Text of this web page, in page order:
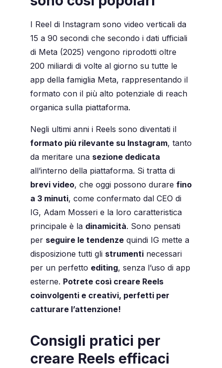
I Reel di Instagram sono video verticali da
15 a 90 secondi che secondo i dati ufficiali
di Meta (2025) vengono riprodotti oltre
200 miliardi di volte al giorno su tutte le
app della famiglia Meta, rappresentando il
formato con il più alto potenziale di reach
organica sulla piattaforma.
Negli ultimi anni i Reels sono diventati il
formato più rilevante su Instagram, tanto
da meritare una sezione dedicata
all’interno della piattaforma. Si tratta di
brevi video, che oggi possono durare fino
a 3 minuti, come confermato dal CEO di
IG, Adam Mosseri e la loro caratteristica
principale è la dinamicità. Sono pensati
per seguire le tendenzequindi IG mette a
disposizione tutti gli strumentinecessari
per un perfetto editing, senza l’uso di app
esterne. Potrete così creare Reels
coinvolgenti e creativi, perfetti per
catturare l’attenzione!
Consigli pratici per
creare Reels efficaci